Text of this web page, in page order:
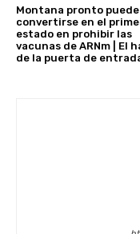
Montana pronto puede
convertirse en el
estado en prohibir las
vacunas de ARNm | El
de la puerta de